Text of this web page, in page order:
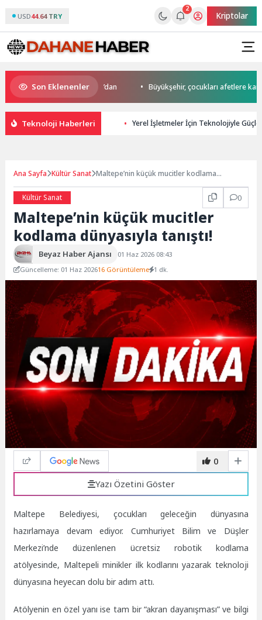
USD44.64 TRY
2
Kriptolar
Son Eklenenler
start Başkan Büyükakın’dan Büyükşehir, çocukları afetlere karşı
Teknoloji Haberleri Yerel İşletmeler İçin Teknolojiyle
Ana Sayfa Kültür Sanat Maltepe’nin küçük mucitler kodlama
Kültür Sanat
0
Maltepe’nin küçük mucitler
kodlama dünyasıyla tanıştı!
Beyaz Haber Ajansı
01 Haz 2026 08:43
Güncelleme: 01 Haz 202616 Görüntüleme 1 dk.
0
Yazı Özetini Göster
Maltepe Belediyesi, çocukları geleceğin dünyasına
hazırlamaya devam ediyor. Cumhuriyet Bilim ve Düşler
Merkezi’nde düzenlenen ücretsiz robotik kodlama
atölyesinde, Maltepeli minikler ilk kodlarını yazarak teknoloji
dünyasına heyecan dolu bir adım attı.
Atölyenin en özel yanı ise tam bir “akran dayanışması” ve bilgi